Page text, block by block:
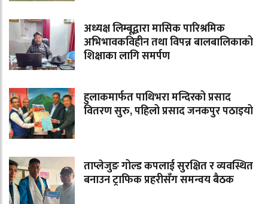
अध्यक्ष लिम्बूद्वारा मासिक पारिश्रमिक
अभिभावकविहीन तथा विपन्न बालबालिकाको
शिक्षाका लागि समर्पण
हुलाकमार्फत पाथिभरा मन्दिरको प्रसाद
वितरण सुरु, पहिलो प्रसाद जनकपुर पठाइयो
ताप्लेजुङ गोल्ड कपलाई सुरक्षित र व्यवस्थित
बनाउन ट्राफिक प्रहरीसँग समन्वय बैठक